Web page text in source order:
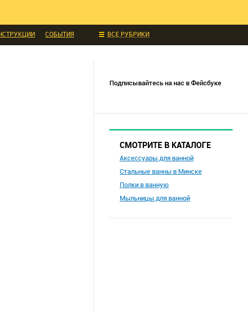
ВСЕ РУБРИКИ
СОБЫТИЯ
Подписывайтесь на нас в Фейсбуке
СМОТРИТЕ В КАТАЛОГЕ
Аксессуары для ванной
Стальные ванны в Минске
Полки в ванную
Мыльницы для ванной